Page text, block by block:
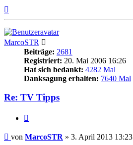
MarcoSTR
Beiträge: 2681
Registriert: 20. Mai 2006 16:26
Hat sich bedankt: 4282 Mal
Danksagung erhalten: 7640 Mal
Re: TV Tipps
Beitrag
von MarcoSTR » 3. April 2013 13:23